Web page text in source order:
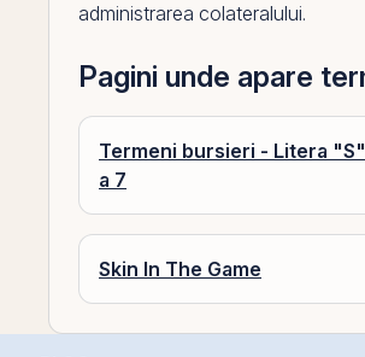
administrarea colateralului.
Pagini unde apare
Termeni bursieri - Litera
a 7
Skin In The Game